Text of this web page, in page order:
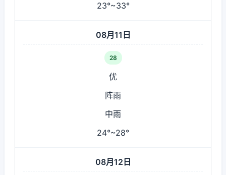
23°~33°
08月11日
28
优
阵雨
中雨
24°~28°
08月12日